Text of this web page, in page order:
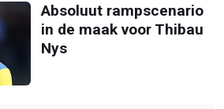
Absoluut rampscenario
in de maak voor Thibau
Nys